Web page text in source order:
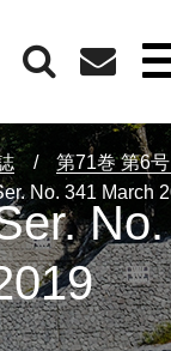
No.
/
第71巻 第6
No. 341 March